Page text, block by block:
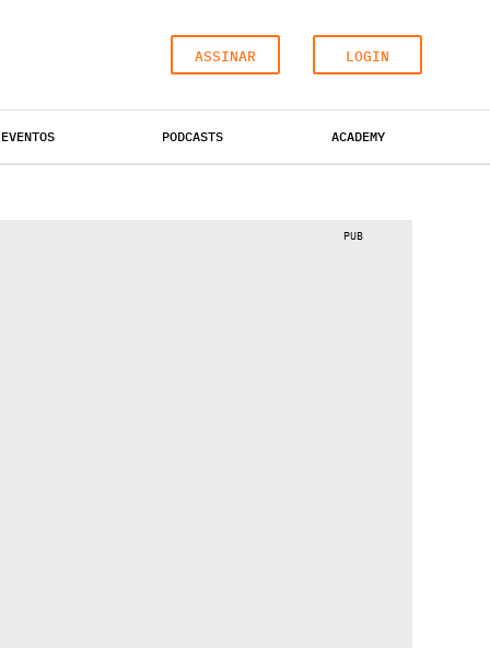
ASSINAR LOGIN
EVENTOS PODCASTS ACADEMY
PUB